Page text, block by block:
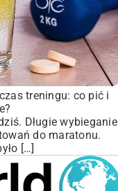
treningu: co pić i
Długie wybieganie
do maratonu.
[…]